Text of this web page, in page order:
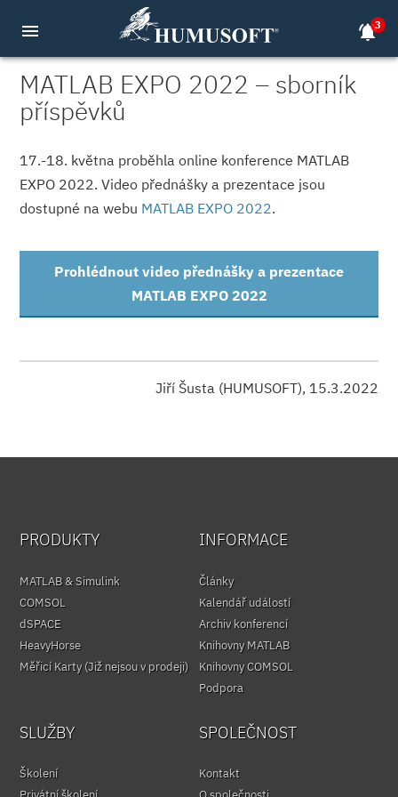
menu notifications_active3
MATLAB EXPO 2022 – sborník
příspěvků
17.-18. května proběhla online konference MATLAB
EXPO 2022. Video přednášky a prezentace jsou
dostupné na webu MATLAB EXPO 2022.
Prohlédnout video přednášky a prezentace
MATLAB EXPO 2022
Jiří Šusta (HUMUSOFT), 15.3.2022
PRODUKTY
MATLAB & Simulink
COMSOL
dSPACE
HeavyHorse
Měřicí Karty (Již nejsou v prodeji)
INFORMACE
Články
Kalendář událostí
Archiv konferencí
Knihovny MATLAB
Knihovny COMSOL
Podpora
SLUŽBY
Školení
SPOLEČNOST
Kontakt